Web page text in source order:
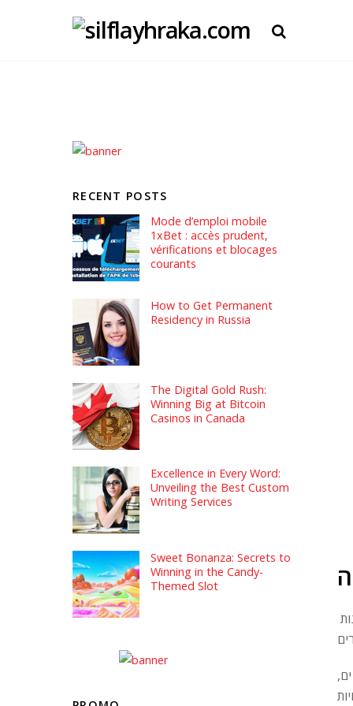
מכנסי ברמודה לגברים הם פריט לבוש חיוני לשעת הקיץ החמה. הם נוחים וגמישים במיוחד. אתה יכול לפגוש אותם בכל מיני סגנונות
RECENT POSTS
Mode d’emploi mobile
1xBet : accès prudent,
vérifications et blocages
courants
How to Get Permanent
Residency in Russia
The Digital Gold Rush:
Winning Big at Bitcoin
Casinos in Canada
Excellence in Every Word:
Unveiling the Best Custom
Writing Services
Sweet Bonanza: Secrets to
Winning in the Candy-
Themed Slot